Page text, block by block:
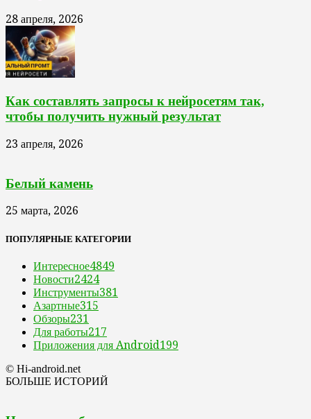
28 апреля, 2026
Как составлять запросы к нейросетям так,
чтобы получить нужный результат
23 апреля, 2026
Белый камень
25 марта, 2026
ПОПУЛЯРНЫЕ КАТЕГОРИИ
Интересное4849
Новости2424
Инструменты381
Азартные315
Обзоры231
Для работы217
Приложения для Android199
© Hi-android.net
БОЛЬШЕ ИСТОРИЙ